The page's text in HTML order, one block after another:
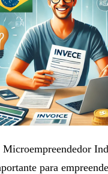
Microempreendedor
para